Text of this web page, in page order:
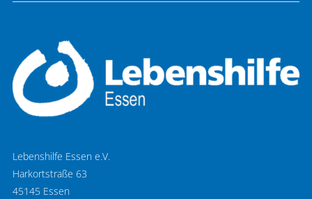
Lebenshilfe Essen e.V.
Harkortstraße 63
45145 Essen